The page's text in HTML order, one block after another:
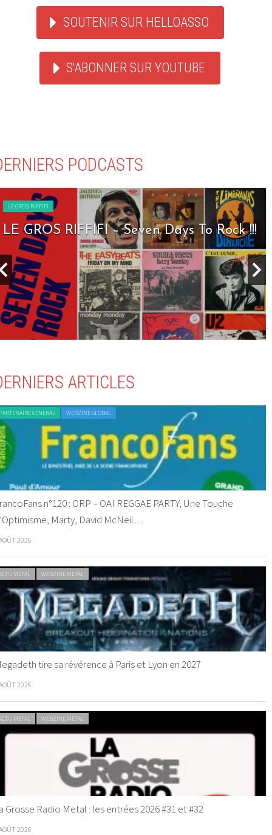
SOUTENIR SUR HELLOASSO
S'ABONNER SUR YOUTUBE
PODCASTS
LE GROS RIFFIFI
LE GROS RIFFIFI – Seven Days To Rock !!!
ARTICLES
GENERAL WEBZINE GLOBAL
n°120 : ORP – OAI REGGAE PARTY, Une Touche
Marty, David McNeil…
2026
METAL WEBZINE METAL
tire sa révérence à Paris et Lyon en 2027
2026
METAL WEBZINE METAL
Grosse Radio Metal : les entrées 2026 #31 et #32
2026